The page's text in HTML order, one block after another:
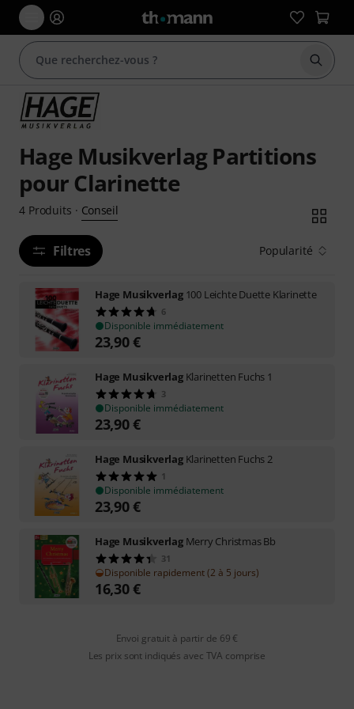
Hage Musikverlag Partitions
pour Clarinette
4 Produits · Conseil
Filtres Popularité
Hage Musikverlag 100 Leichte Duette Klarinette
6
Disponible immédiatement
23,90€
Hage Musikverlag Klarinetten Fuchs 1
3
Disponible immédiatement
23,90€
Hage Musikverlag Klarinetten Fuchs 2
1
Disponible immédiatement
23,90€
Hage Musikverlag Merry Christmas Bb
31
Disponible rapidement (2 à 5 jours)
16,30€
Envoi gratuit à partir de 69 €
Les prix sont indiqués avec TVA comprise